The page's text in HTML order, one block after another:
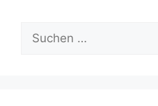
Suchen
nach: